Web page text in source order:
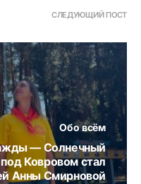
СЛЕДУЮЩИЙ ПОСТ
Обо всём
— Солнечный
под Ковровом стал
Анны Смирновой